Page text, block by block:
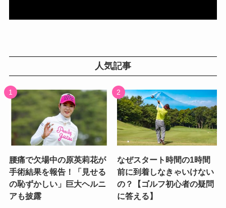
人気記事
腰痛で欠場中の原英莉花が
手術結果を報告！「見せる
の恥ずかしい」巨大ヘルニ
アも披露
なぜスタート時間の1時間
前に到着しなきゃいけない
の？【ゴルフ初心者の疑問
に答える】